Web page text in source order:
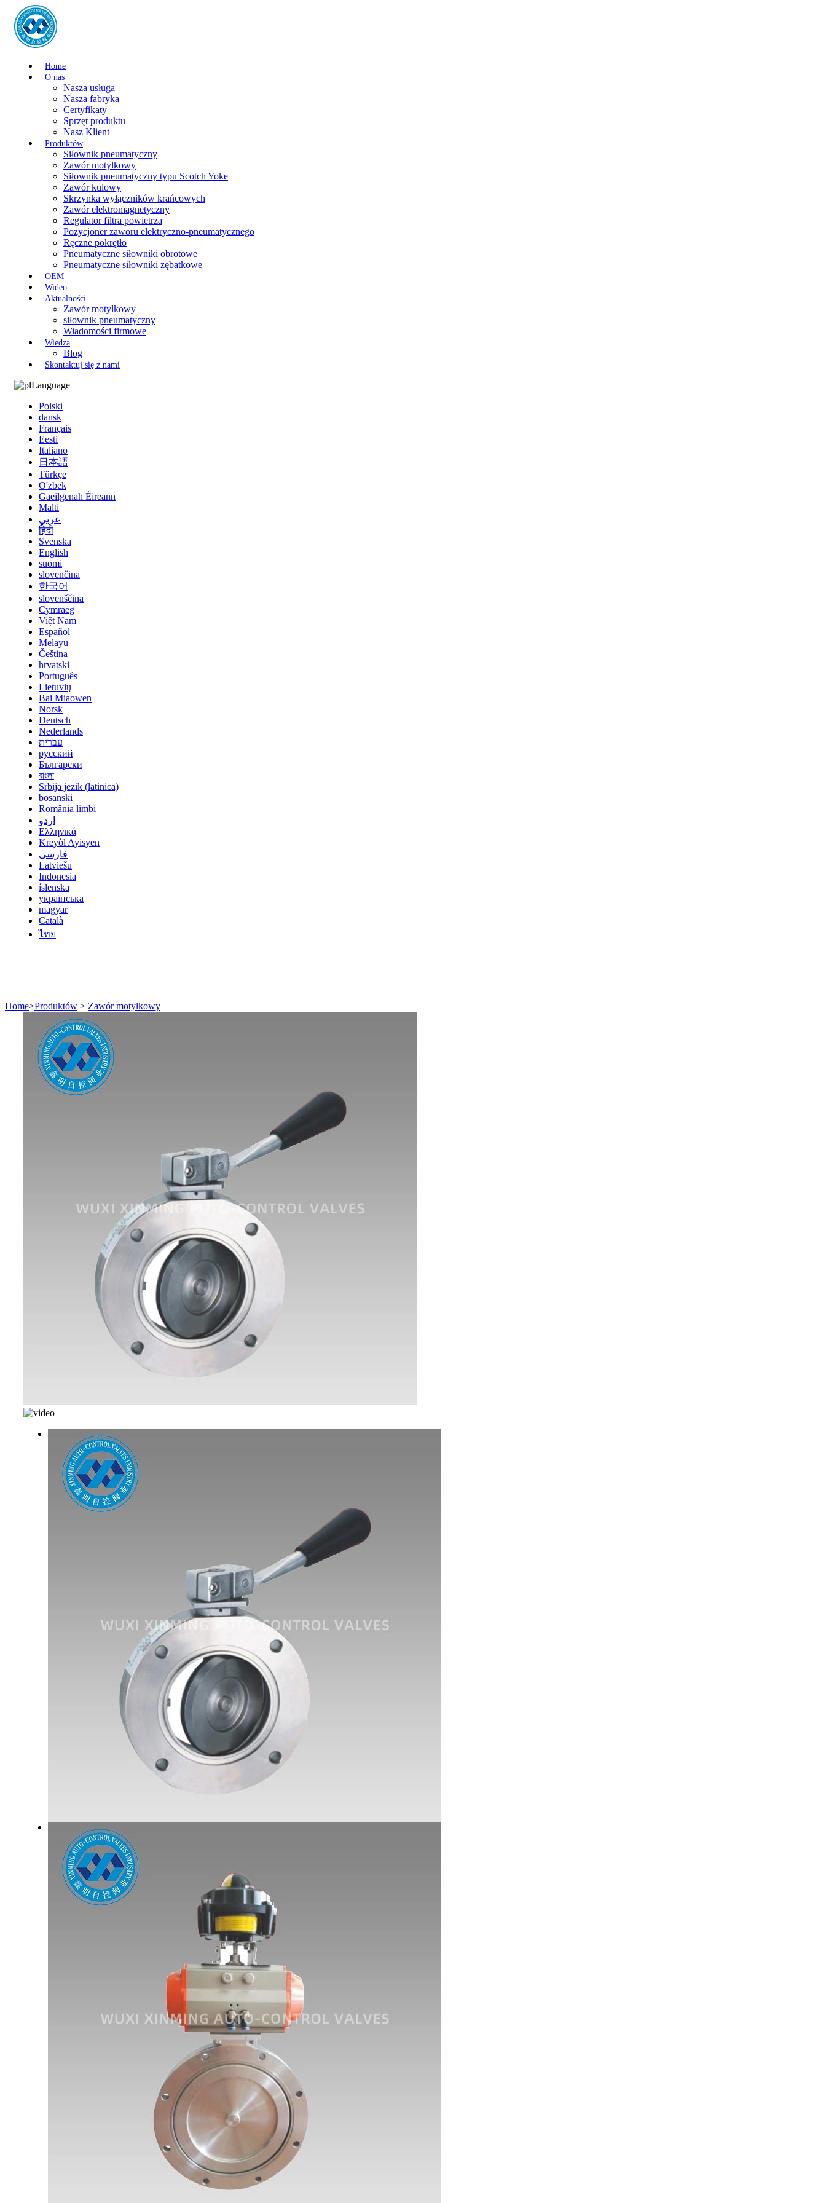
Home
O nas
Nasza usługa
Nasza fabryka
Certyfikaty
Sprzęt produktu
Nasz Klient
Produktów
Siłownik pneumatyczny
Zawór motylkowy
Siłownik pneumatyczny typu Scotch Yoke
Zawór kulowy
Skrzynka wyłączników krańcowych
Zawór elektromagnetyczny
Regulator filtra powietrza
Pozycjoner zaworu elektryczno-pneumatycznego
Ręczne pokrętło
Pneumatyczne siłowniki obrotowe
Pneumatyczne siłowniki zębatkowe
OEM
Wideo
Aktualności
Zawór motylkowy
siłownik pneumatyczny
Wiadomości firmowe
Wiedza
Blog
Skontaktuj się z nami
Language
Polski
dansk
Français
Eesti
Italiano
日本語
Türkçe
O'zbek
Gaeilgenah Éireann
Malti
عربي
हिंदी
Svenska
English
suomi
slovenčina
한국어
slovenščina
Cymraeg
Việt Nam
Español
Melayu
Čeština
hrvatski
Português
Lietuvių
Bai Miaowen
Norsk
Deutsch
Nederlands
עברית
русский
Български
বাংলা
Srbija jezik (latinica)
bosanski
România limbi
اردو
Ελληνικά
Kreyòl Ayisyen
فارسی
Latviešu
Indonesia
íslenska
українська
magyar
Català
ไทย
Home>Produktów > Zawór motylkowy